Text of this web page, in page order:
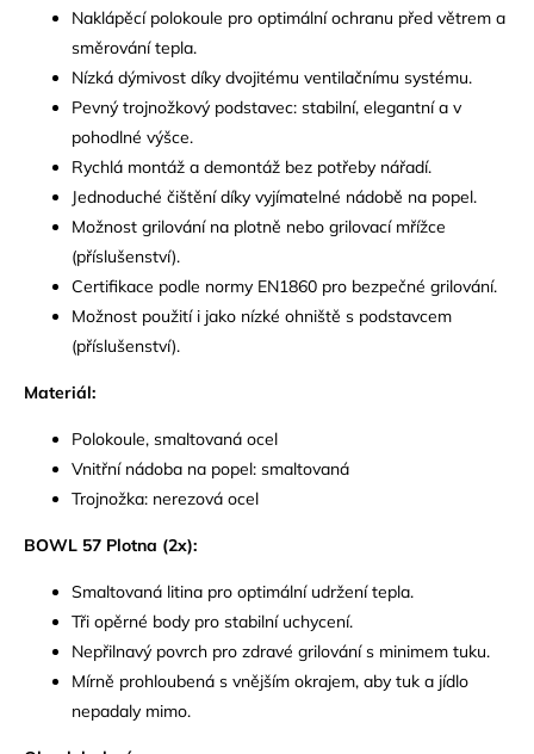
Naklápěcí polokoule pro optimální ochranu před větrem a
směrování tepla.
Nízká dýmivost díky dvojitému ventilačnímu systému.
Pevný trojnožkový podstavec: stabilní, elegantní a v
pohodlné výšce.
Rychlá montáž a demontáž bez potřeby nářadí.
Jednoduché čištění díky vyjímatelné nádobě na popel.
Možnost grilování na plotně nebo grilovací mřížce
(příslušenství).
Certifikace podle normy EN1860 pro bezpečné grilování.
Možnost použití i jako nízké ohniště s podstavcem
(příslušenství).
Materiál:
Polokoule, smaltovaná ocel
Vnitřní nádoba na popel: smaltovaná
Trojnožka: nerezová ocel
BOWL 57 Plotna (2x):
Smaltovaná litina pro optimální udržení tepla.
Tři opěrné body pro stabilní uchycení.
Nepřilnavý povrch pro zdravé grilování s minimem tuku.
Mírně prohloubená s vnějším okrajem, aby tuk a jídlo
nepadaly mimo.